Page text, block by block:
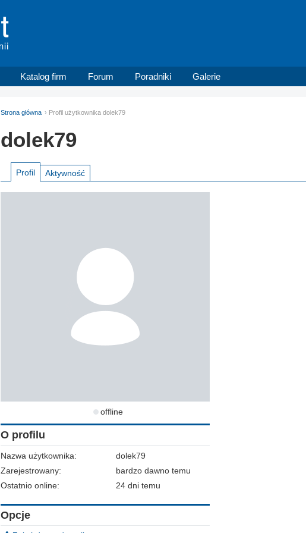
Katalog firm Forum Poradniki Galerie
Strona główna Profil użytkownika dolek79
dolek79
Profil Aktywność
offline
O profilu
Nazwa użytkownika:
dolek79
Zarejestrowany:
bardzo dawno temu
Ostatnio online:
24 dni temu
Opcje